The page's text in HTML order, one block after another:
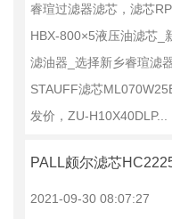
睿瑄过滤器滤芯，滤芯
HBX-800×5液压油滤芯_
滤油器_选择新乡睿瑄滤
STAUFF滤芯
发价，ZU-H10X40DLP...
PALL颇尔滤芯
2021-09-30 08:07:27